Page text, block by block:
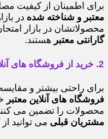
برای اطمینان از کیفیت
معتبر و شناخته شده در
محصولاتشان در بازار
گارانتی معتبر هستند.
2. خرید از فروشگاه های آنلاین معتبر
برای راحتی بیشتر و مقایسه
فروشگاه های آنلاین معتبر
محصولات را تضمین می
مشتریان قبلی می توانید